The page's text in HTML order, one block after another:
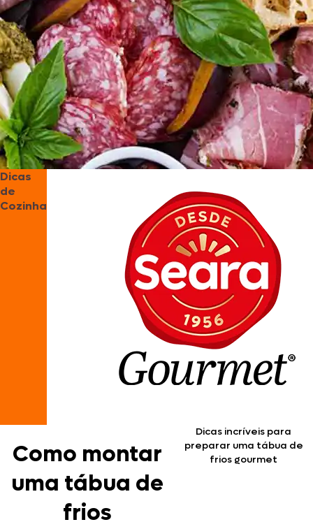
Dicas
de
Cozinha
Como montar
uma tábua de
frios
Dicas incríveis para
preparar uma tábua de
frios gourmet